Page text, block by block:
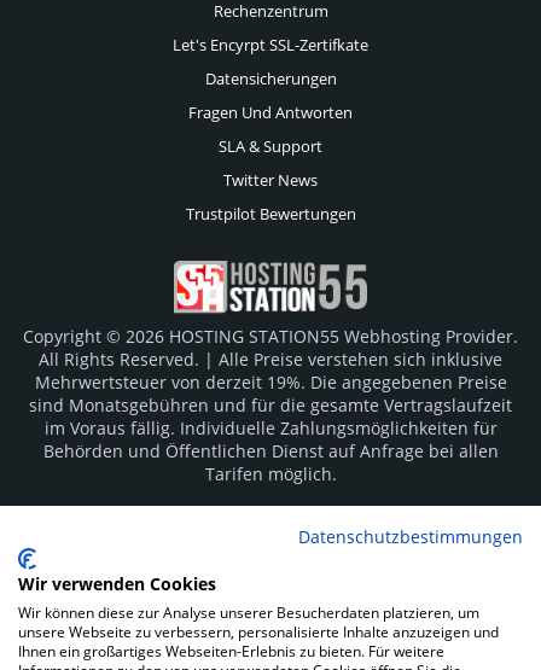
Rechenzentrum
Let's Encyrpt SSL-Zertifkate
Datensicherungen
Fragen Und Antworten
SLA & Support
Twitter News
Trustpilot Bewertungen
Copyright © 2026 HOSTING STATION55 Webhosting Provider.
All Rights Reserved. | Alle Preise verstehen sich inklusive
Mehrwertsteuer von derzeit 19%. Die angegebenen Preise
sind Monatsgebühren und für die gesamte Vertragslaufzeit
im Voraus fällig. Individuelle Zahlungsmöglichkeiten für
Behörden und Öffentlichen Dienst auf Anfrage bei allen
Tarifen möglich.
Hersteller. Irrtümer vorbehalten.
SOCIAL MEDIA
Datenschutzbestimmungen
Wir verwenden Cookies
Wir können diese zur Analyse unserer Besucherdaten platzieren, um
unsere Webseite zu verbessern, personalisierte Inhalte anzuzeigen und
Ihnen ein großartiges Webseiten-Erlebnis zu bieten. Für weitere